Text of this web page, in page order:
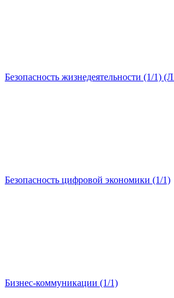
Безопасность жизнедеятельности (1/
Безопасность цифровой экономики (1/1)
Бизнес-коммуникации (1/1)